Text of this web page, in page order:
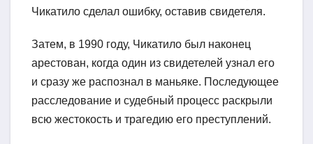
Чикатило сделал ошибку, оставив свидетеля.
Затем, в 1990 году, Чикатило был наконец
арестован, когда один из свидетелей узнал его
и сразу же распознал в маньяке. Последующее
расследование и судебный процесс раскрыли
всю жестокость и трагедию его преступлений.